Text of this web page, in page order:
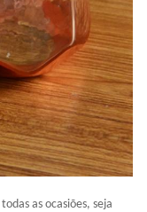
as ocasiões, seja